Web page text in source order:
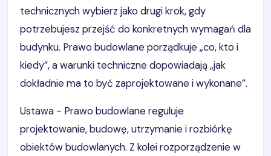
technicznych wybierz jako drugi krok, gdy
potrzebujesz przejść do konkretnych wymagań dla
budynku. Prawo budowlane porządkuje „co, kto i
kiedy”, a warunki techniczne dopowiadają „jak
dokładnie ma to być zaprojektowane i wykonane”.
Ustawa - Prawo budowlane reguluje
projektowanie, budowę, utrzymanie i rozbiórkę
obiektów budowlanych. Z kolei rozporządzenie w